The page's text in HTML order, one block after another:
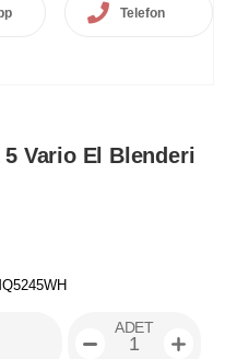
Telefon
Vario El Blenderi
ADET